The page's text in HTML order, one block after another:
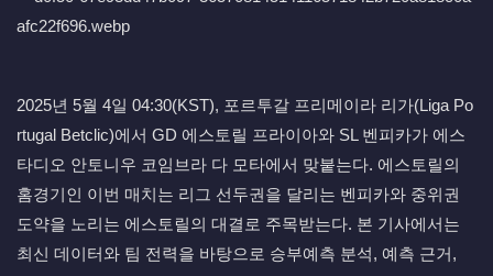
2025년 5월 4일 04:30(KST), 포르투갈 프리메이라 리가(Liga Po
rtugal Betclic)에서 GD 에스토릴 프라이아와 SL 벤피카가 에스
타디오 안토니우 코임브라 다 모타에서 맞붙는다. 에스토릴의
홈경기인 이번 매치는 리그 선두권을 달리는 벤피카와 중위권
도약을 노리는 에스토릴의 대결로 주목받는다. 본 기사에서는
최신 데이터와 팀 전력을 바탕으로 승부예측 분석, 예측 근거,